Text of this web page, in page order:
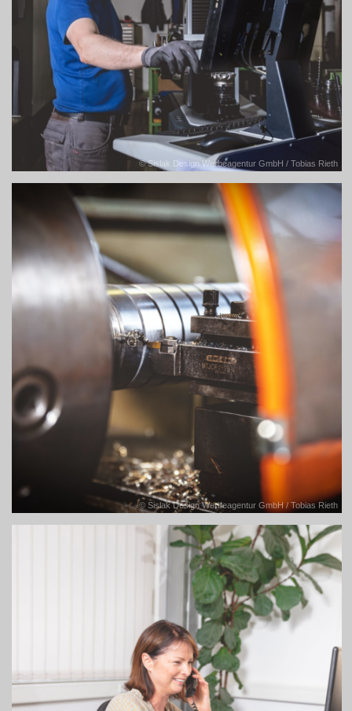
© Sislak Design Werbeagentur GmbH / Tobias Rieth
© Sislak Design Werbeagentur GmbH / Tobias Rieth